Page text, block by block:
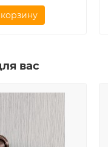
вас